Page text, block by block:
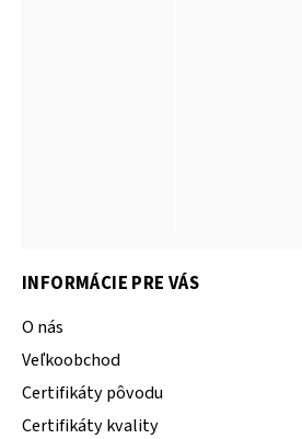
INFORMÁCIE PRE VÁS
O nás
Veľkoobchod
Certifikáty pôvodu
Certifikáty kvality